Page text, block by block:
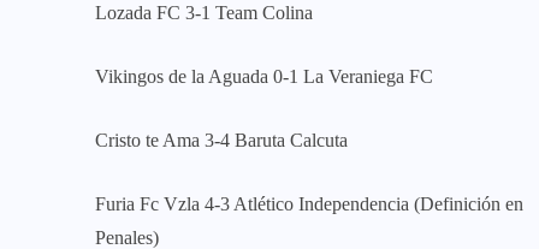
Lozada FC 3-1 Team Colina
Vikingos de la Aguada 0-1 La Veraniega FC
Cristo te Ama 3-4 Baruta Calcuta
Furia Fc Vzla 4-3 Atlético Independencia (Definición en
Penales)